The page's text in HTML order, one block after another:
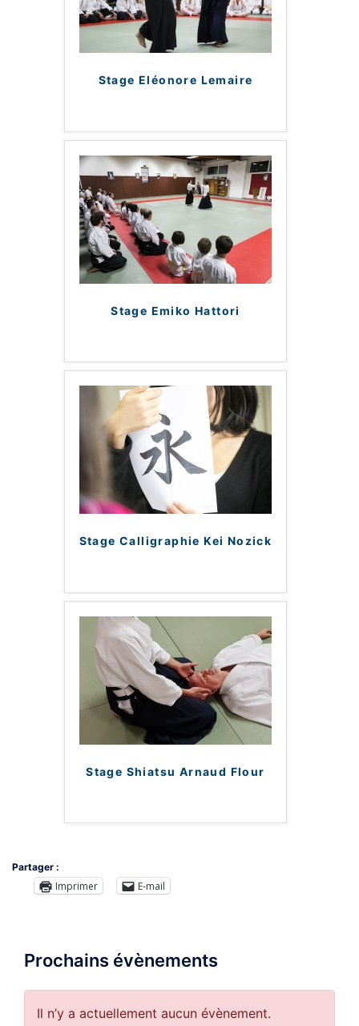
Stage Eléonore Lemaire
Stage Emiko Hattori
Stage Calligraphie Kei Nozick
Stage Shiatsu Arnaud Flour
Partager :
Imprimer E-mail
Prochains évènements
Il n’y a actuellement aucun évènement.